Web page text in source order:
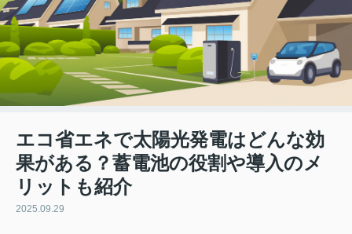
エコ省エネで太陽光発電はどんな効
果がある？蓄電池の役割や導入のメ
リットも紹介
2025.09.29